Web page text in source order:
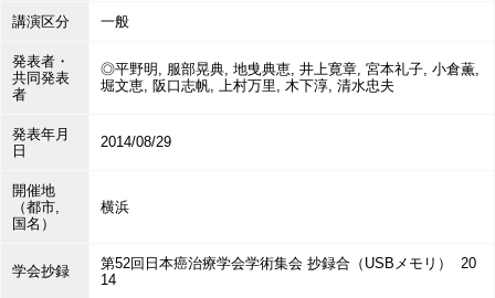
講演区分 一般
発表者・
共同発表
者
◎平野明, 服部晃典, 地曵典恵, 井上寛章, 宮本礼子, 小倉薫,
堀文恵, 阪口志帆, 上村万里, 木下淳, 清水忠夫
発表年月
日
2014/08/29
開催地
（都市,
国名）
横浜
学会抄録
第52回日本癌治療学会学術集会 抄録合（USBメモリ） 20
14